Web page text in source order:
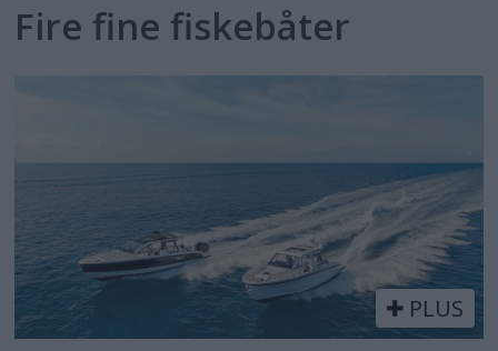
Fire fine fiskebåter
PLUS